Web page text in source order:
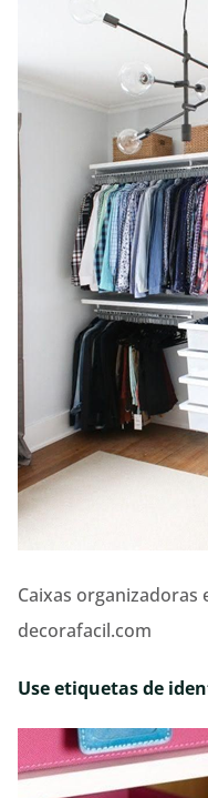
Caixas organizadoras
decorafacil.com
Use etiquetas de